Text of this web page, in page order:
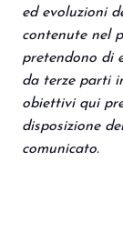
ed evoluzioni
contenute nel
pretendono di
da terze parti
obiettivi qui
disposizione
comunicato.